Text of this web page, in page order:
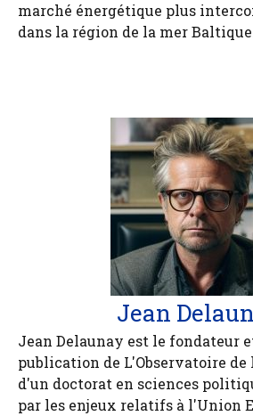
marché énergétique plus
dans la région de la mer
Jean
Jean Delaunay est le fondateur
publication de L'Observatoire
d'un doctorat en sciences
par les enjeux relatifs à l'Union